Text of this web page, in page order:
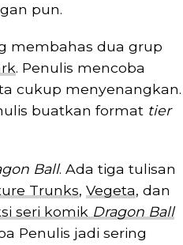
pun.
membahas dua grup
. Penulis mencoba
cukup menyenangkan.
buatkan format tier
Ball. Ada tiga tulisan
Trunks, Vegeta, dan
seri komik Dragon Ball
Penulis jadi sering